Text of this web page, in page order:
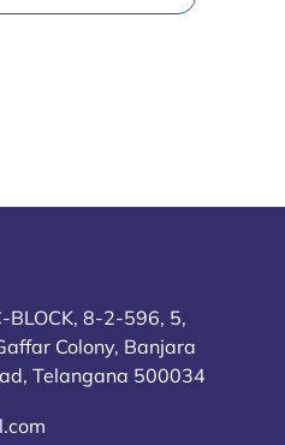
BLOCK, 8-2-596, 5,
Colony, Banjara
Telangana 500034